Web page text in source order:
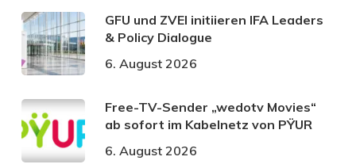
GFU und ZVEI initiieren IFA Leaders
& Policy Dialogue
6. August 2026
Free-TV-Sender „wedotv Movies“
ab sofort im Kabelnetz von PŸUR
6. August 2026